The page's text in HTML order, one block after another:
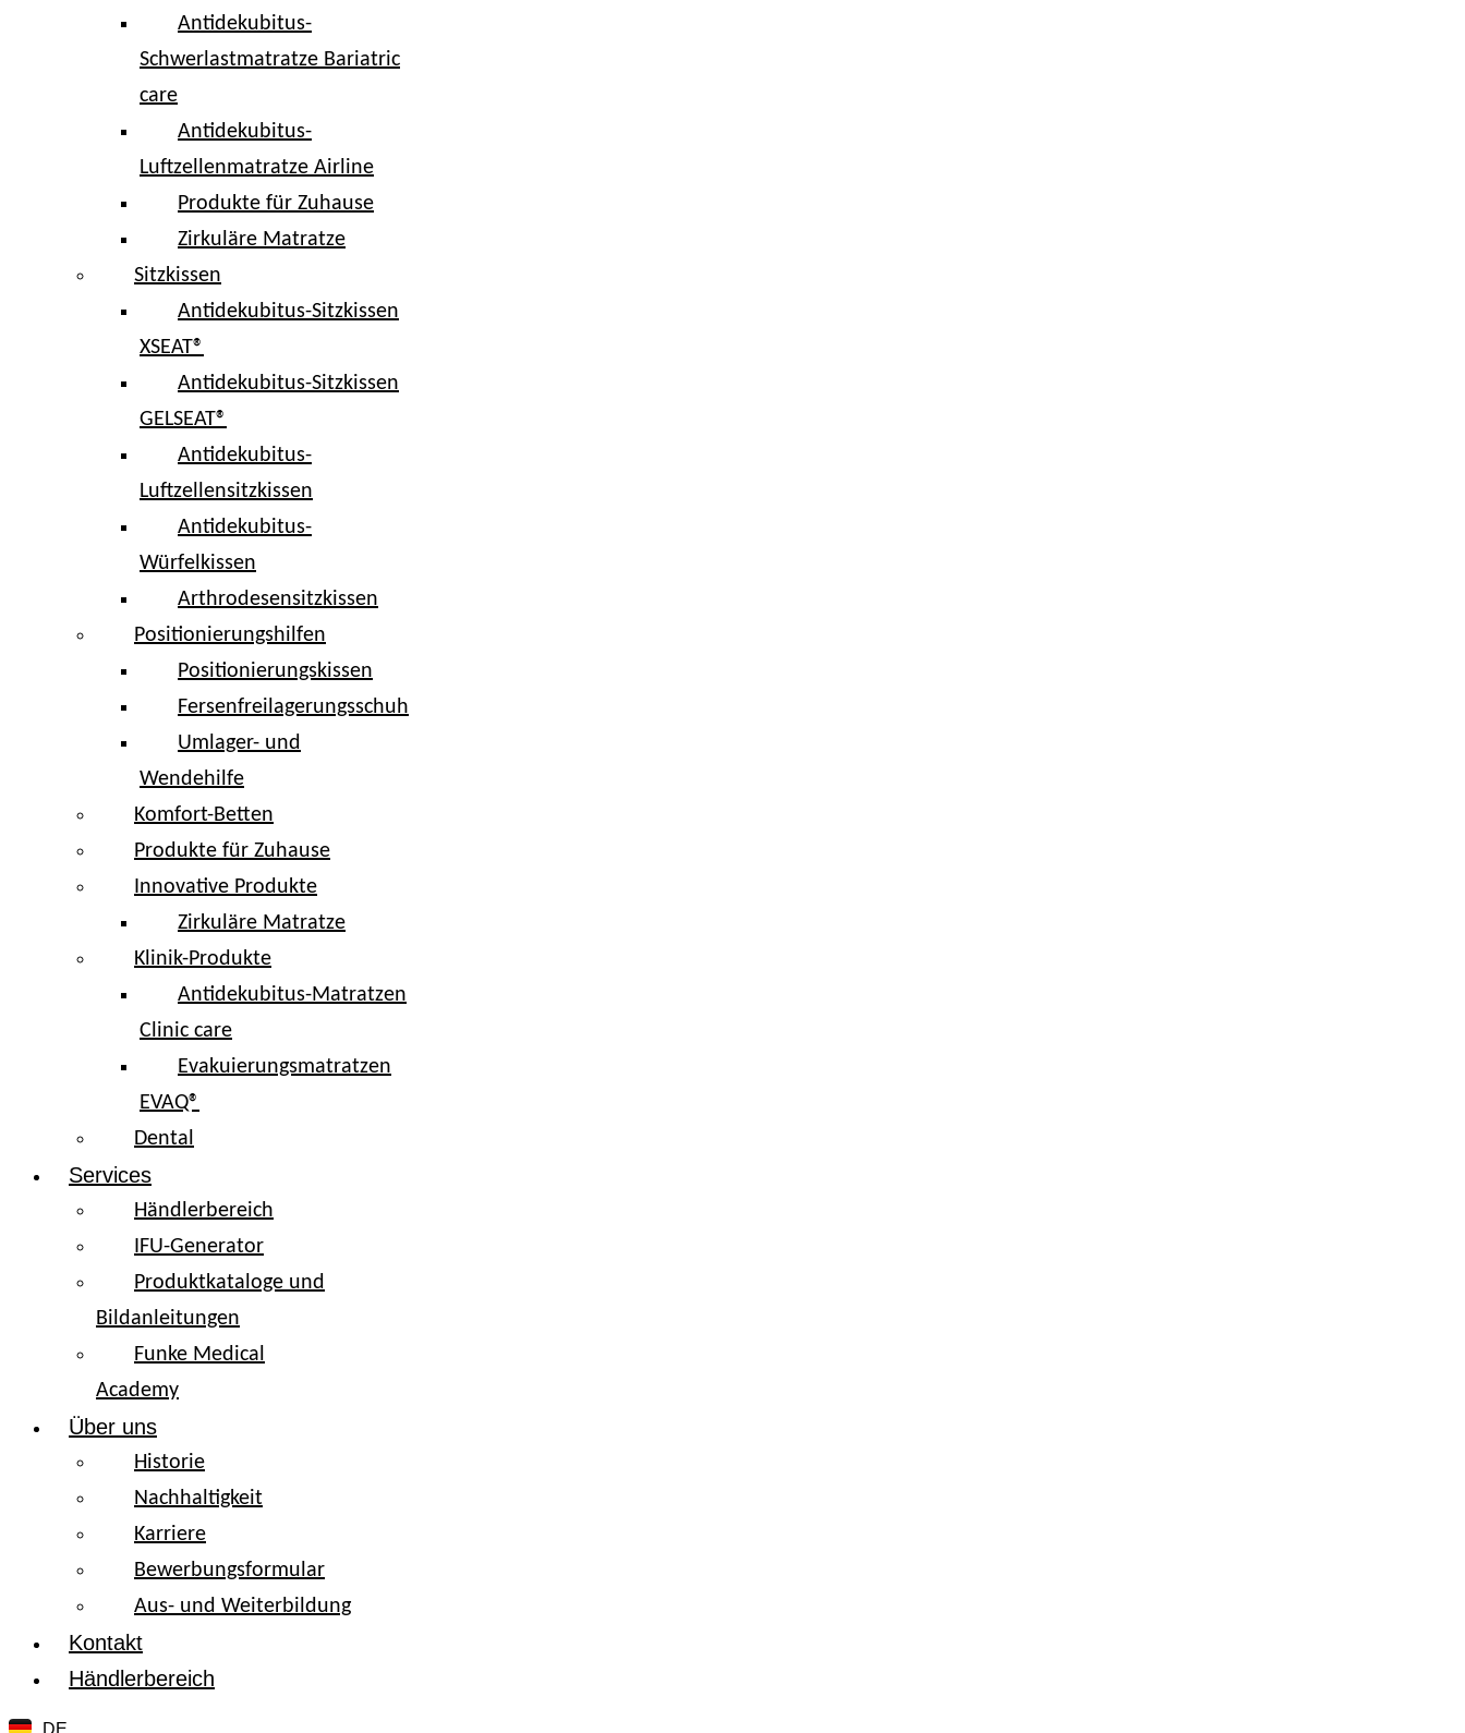
Antidekubitus-
Schwerlastmatratze Bariatric
care
Antidekubitus-
Luftzellenmatratze Airline
Produkte für Zuhause
Zirkuläre Matratze
Sitzkissen
Antidekubitus-Sitzkissen
XSEAT®
Antidekubitus-Sitzkissen
GELSEAT®
Antidekubitus-
Luftzellensitzkissen
Antidekubitus-
Würfelkissen
Arthrodesensitzkissen
Positionierungshilfen
Positionierungskissen
Fersenfreilagerungsschuh
Umlager- und
Wendehilfe
Komfort-Betten
Produkte für Zuhause
Innovative Produkte
Zirkuläre Matratze
Klinik-Produkte
Antidekubitus-Matratzen
Clinic care
Evakuierungsmatratzen
EVAQ®
Dental
Services
Händlerbereich
IFU-Generator
Produktkataloge und
Bildanleitungen
Funke Medical
Academy
Über uns
Historie
Nachhaltigkeit
Karriere
Bewerbungsformular
Aus- und Weiterbildung
Kontakt
Händlerbereich
DE